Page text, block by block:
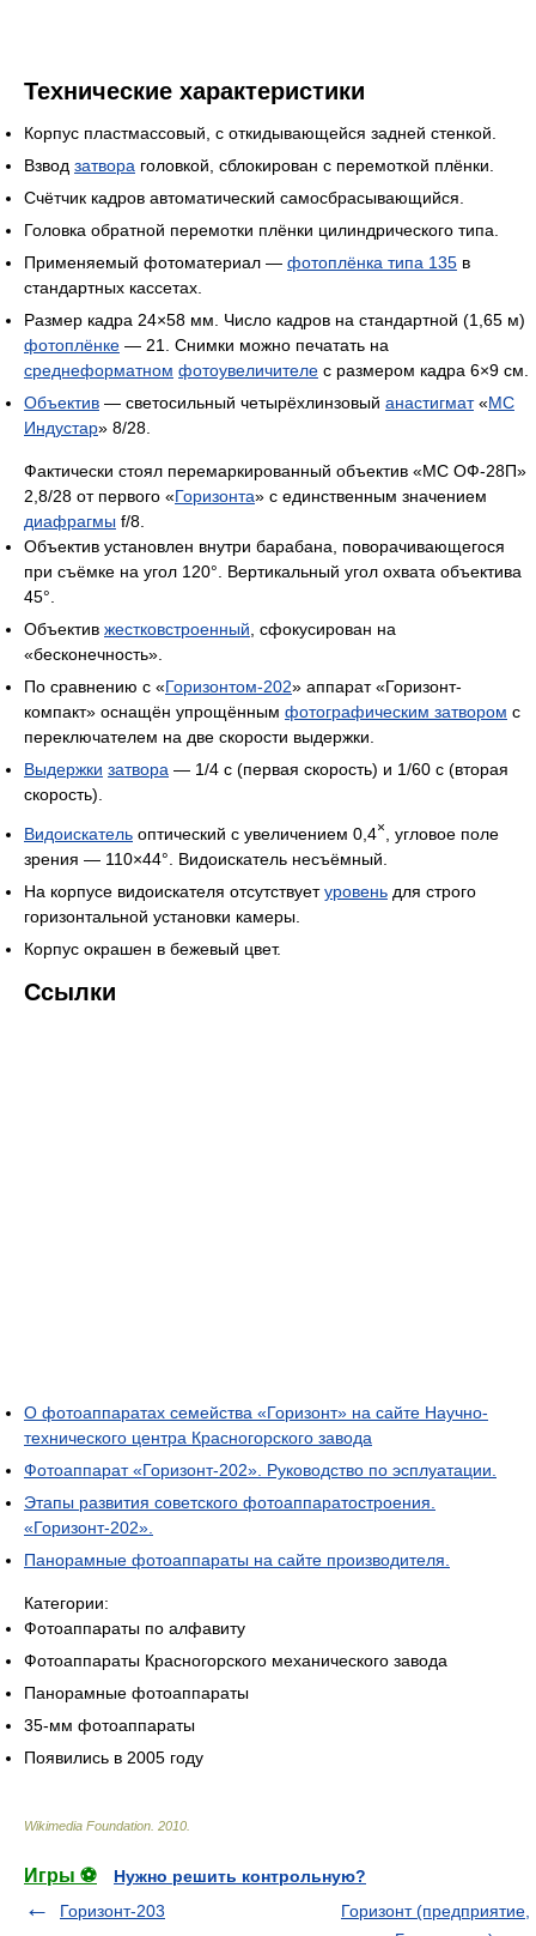
Технические характеристики
Корпус пластмассовый, с откидывающейся задней стенкой.
Взвод затвора головкой, сблокирован с перемоткой плёнки.
Счётчик кадров автоматический самосбрасывающийся.
Головка обратной перемотки плёнки цилиндрического типа.
Применяемый фотоматериал — фотоплёнка типа 135 в
стандартных кассетах.
Размер кадра 24×58 мм. Число кадров на стандартной (1,65 м)
фотоплёнке — 21. Снимки можно печатать на
среднеформатном фотоувеличителе с размером кадра 6×9 см.
Объектив — светосильный четырёхлинзовый анастигмат«MC
Индустар» 8/28.
Фактически стоял перемаркированный объектив «MC ОФ-28П»
2,8/28 от первого «Горизонта» с единственным значением
диафрагмы f/8.
Объектив установлен внутри барабана, поворачивающегося
при съёмке на угол 120°. Вертикальный угол охвата объектива
45°.
Объектив жестковстроенный , сфокусирован на
«бесконечность».
По сравнению с «Горизонтом-202» аппарат «Горизонт-
компакт» оснащён упрощённым фотографическим затвором с
переключателем на две скорости выдержки.
Выдержки затвора — 1/4 с (первая скорость) и 1/60 с (вторая
скорость).
Видоискатель оптический с увеличением 0,4×
, угловое поле
зрения — 110×44°. Видоискатель несъёмный.
На корпусе видоискателя отсутствуетуровень для строго
горизонтальной установки камеры.
Корпус окрашен в бежевый цвет.
Ссылки
О фотоаппаратах семейства «Горизонт» на сайте Научно-
технического центра Красногорского завода
Фотоаппарат «Горизонт-202». Руководство по эсплуатации.
Этапы развития советского фотоаппаратостроения.
«Горизонт-202».
Панорамные фотоаппараты на сайте производителя.
Категории:
Фотоаппараты по алфавиту
Фотоаппараты Красногорского механического завода
Панорамные фотоаппараты
35-мм фотоаппараты
Появились в 2005 году
Wikimedia Foundation 2010
Игры ⚽
Нужно решить контрольную?
Горизонт-203
Горизонт (предприятие,